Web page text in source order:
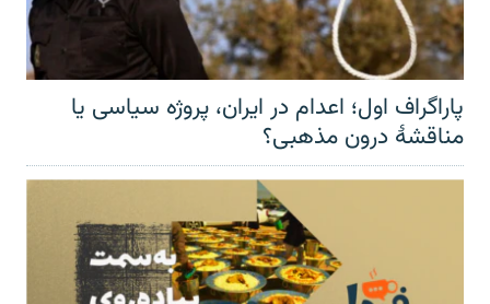
پاراگراف اول؛ اعدام در ایران، پروژه سیاسی یا
مناقشهٔ درون مذهبی؟